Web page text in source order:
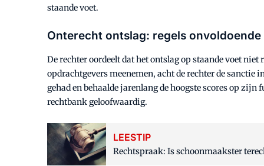
staande voet.
Onterecht ontslag: regels
De rechter oordeelt dat het ontslag op staande voet
opdrachtgevers meenemen, acht de rechter de
gehad en behaalde jarenlang de hoogste scores op
rechtbank geloofwaardig.
LEESTIP
Rechtspraak: Is schoonmaakster